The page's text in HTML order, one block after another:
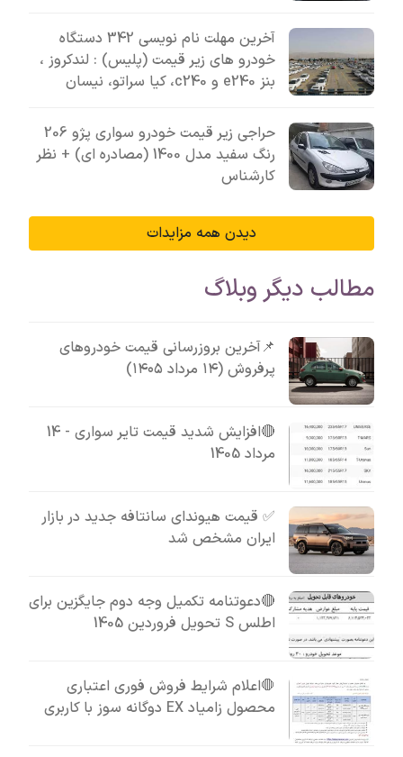
آخرین مهلت نام نویسی 342 دستگاه
خودرو های زیر قیمت (پلیس) : لندکروز ،
بنز e240 و c240، کیا سراتو، نیسان
حراجی زیر قیمت خودرو سواری پژو 206
رنگ سفید مدل 1400 (مصادره ای) + نظر
کارشناس
دیدن همه مزایدات
مطالب دیگر وبلاگ
📌آخرین بروزرسانی قیمت خودروهای
پرفروش (۱۴ مرداد ۱۴۰۵)
🔴افزایش شدید قیمت تایر سواری - 14
مرداد 1405
✅ قیمت هیوندای سانتافه جدید در بازار
ایران مشخص شد
🔴دعوتنامه تکمیل وجه دوم جایگزین برای
اطلس S تحویل فروردین 1405
🛑اعلام شرایط فروش فوری اعتباری
محصول زامیاد EX دوگانه سوز با کاربری